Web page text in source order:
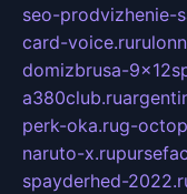
seo-prodvizhenie-
card-voice.ru
domizbrusa-
a380club.ru
perk-oka.rug-
naruto-x.ru
spayderhed-